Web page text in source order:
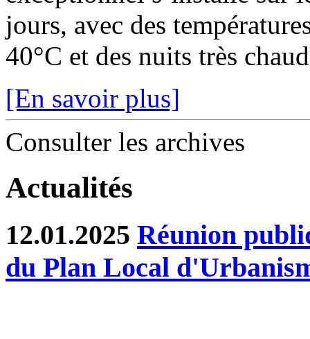
jours, avec des
40°C et des nuits très
[En savoir plus]
Consulter les archives
Actualités
12.01.2025 Réunion
du Plan Local